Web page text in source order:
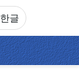
한글